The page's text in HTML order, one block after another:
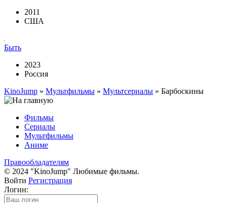
2011
США
Быть
2023
Россия
KinoJump » Мультфильмы » Мультсериалы » Барбоскины
Фильмы
Сериалы
Мультфильмы
Аниме
Правообладателям
© 2024 "KinoJump" Любимые фильмы.
Войти Регистрация
Логин: